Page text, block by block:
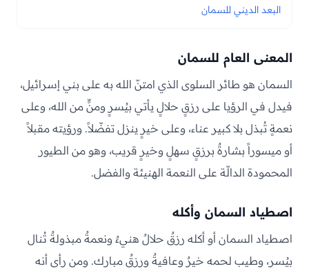
البعد الديني للسمان
المعنى العام للسمان
السمان هو طائر السلوى الذي امتنّ الله به على بني إسرائيل،
فيدل في الرؤيا على رزقٍ حلالٍ يأتي بيُسرٍ ومنٍّ من الله، وعلى
نعمةٍ تُبذل بلا كبير عناء، وعلى خيرٍ ينزل تفضّلاً. ورؤيته مقبلاً
أو ميسوراً بشارةٌ برزقٍ سهلٍ وخيرٍ قريب، وهو من الطيور
المحمودة الدالّة على النعمة الهنيئة والفضل.
اصطياد السمان وأكله
اصطياد السمان أو أكله رزقٌ حلالٌ هنيءٌ ونعمةٌ مبذولةٌ تُنال
بيُسر، وطيب لحمه خيرٌ وعافيةٌ ورزقٌ مبارك. ومن رأى أنه